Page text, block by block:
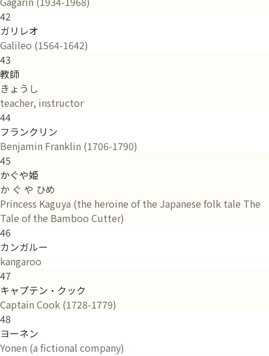
42
ガリレオ
Galileo (1564-1642)
43
教師
きょうし
teacher, instructor
44
フランクリン
Benjamin Franklin (1706-1790)
45
かぐや姫
か ぐ や ひめ
Princess Kaguya (the heroine of the Japanese folk tale The
Tale of the Bamboo Cutter)
46
カンガルー
kangaroo
47
キャプテン・クック
Captain Cook (1728-1779)
48
ヨーネン
Yonen (a fictional company)